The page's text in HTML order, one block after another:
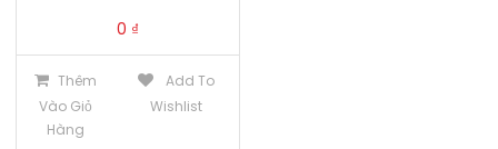
0 ₫
Thêm
Vào Giỏ
Hàng
Add To
Wishlist